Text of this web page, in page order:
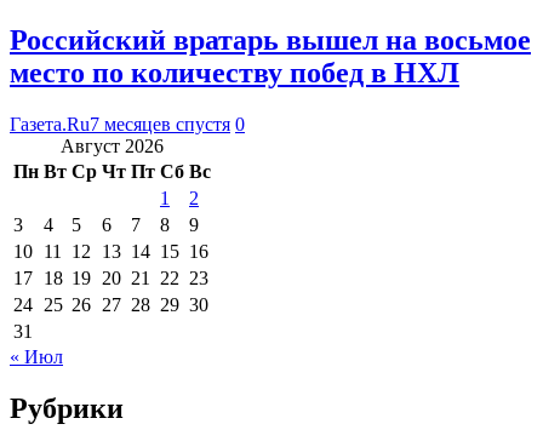
Российский вратарь вышел на восьмое
место по количеству побед в НХЛ
Газета.Ru7 месяцев спустя 0
Август 2026
Пн Вт Ср Чт Пт Сб Вс
1
2
3
4 5 6 7 8
9
10 11 12 13 14 15 16
17 18 19 20 21 22 23
24 25 26 27 28 29 30
31
« Июл
Рубрики